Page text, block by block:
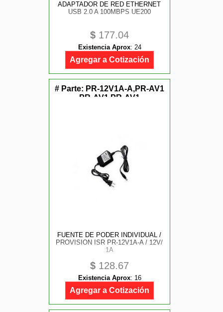
ADAPTADOR DE RED ETHERNET
USB 2.0 A 100MBPS UE200
$ 177.04
Existencia Aprox: 24
Agregar a Cotización
# Parte: PR-12V1A-A,PR-AV1
PR-AV1 PR-AV1
FUENTE DE PODER INDIVIDUAL /
PROVISION ISR PR-12V1A-A / 12V/
1A
$ 128.67
Existencia Aprox: 16
Agregar a Cotización